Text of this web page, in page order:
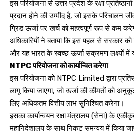
इस परियोजना से उत्तर प्रदेश के रक्षा
प्रदान होने की उम्मीद है, जो इसके परिचालन
ग्रिड ऊर्जा पर खर्च को महत्वपूर्ण रूप से कम
अधिकारियों ने बताया कि इस पहल से सरकार को
और यह भारत के स्वच्छ ऊर्जा संक्रमण लक्ष्यों में
NTPC परियोजना को कार्यान्वित करेगा
इस परियोजना को NTPC Limited द्वारा
लागू किया जाएगा, जो ऊर्जा की कीमतों को
लिए अधिकतम वित्तीय लाभ सुनिश्चित करेगा।
इसका कार्यान्वयन रक्षा मंत्रालय (सेना) के
महानिदेशालय के साथ निकट समन्वय में किया